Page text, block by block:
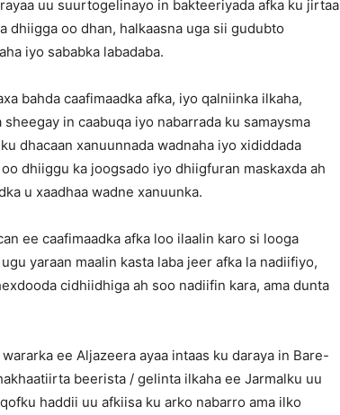
uu suurtogelinayo in bakteeriyada afka ku jirtaa
dhiigga oo dhan, halkaasna uga sii gudubto
iyo sababka labadaba.
bahda caafimaadka afka, iyo qalniinka ilkaha,
in caabuqa iyo nabarrada ku samaysma
dhacaan xanuunnada wadnaha iyo xididdada
dhiiggu ka joogsado iyo dhiigfuran maskaxda ah
u xaadhaa wadne xanuunka.
ee caafimaadka afka loo ilaalin karo si looga
yaraan maalin kasta laba jeer afka la nadiifiyo,
cidhiidhiga ah soo nadiifin kara, ama dunta
ee Aljazeera ayaa intaas ku daraya in Bare-
beerista / gelinta ilkaha ee Jarmalku uu
haddii uu afkiisa ku arko nabarro ama ilko